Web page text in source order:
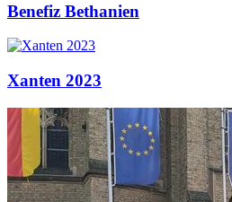
Benefiz Bethanien
Xanten 2023